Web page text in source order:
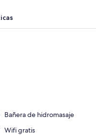
piscina cubierta, 2 piscinas al
Bañera de hidromasaje
Wifi gratis